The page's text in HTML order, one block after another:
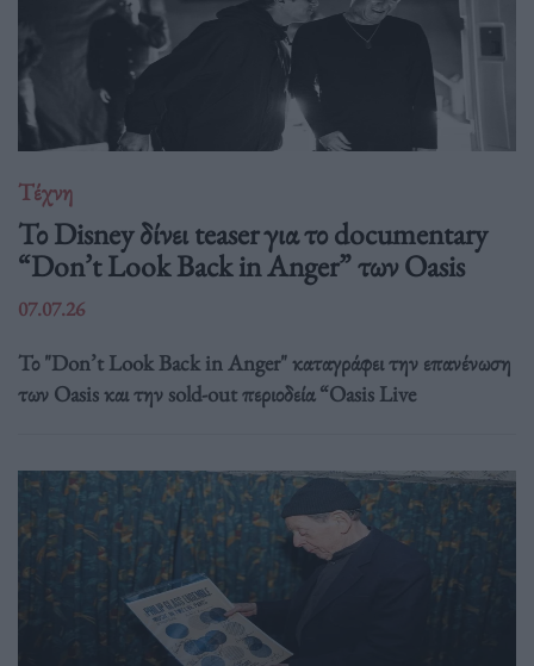
Τέχνη
Το Disney δίνει teaser για το documentary
“Don’t Look Back in Anger” των Oasis
07.07.26
Το "Don’t Look Back in Anger" καταγράφει την επανένωση
των Oasis και την sold-out περιοδεία “Oasis Live